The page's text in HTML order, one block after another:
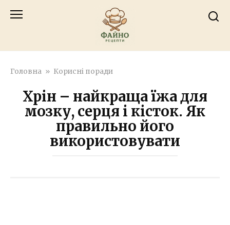
Головна » Корисні поради
Хрін – найкраща їжа для
мозку, серця і кісток. Як
правильно його
використовувати